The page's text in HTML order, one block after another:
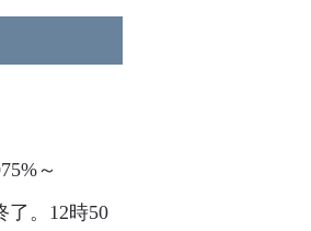
～
了。12時50